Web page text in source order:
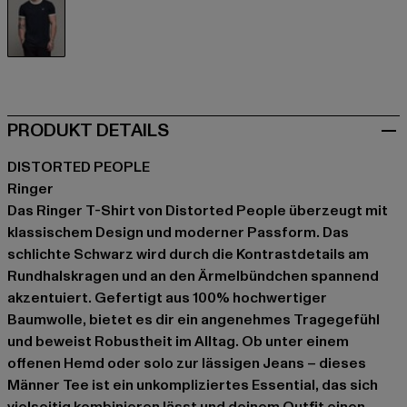
PRODUKT DETAILS
DISTORTED PEOPLE
Ringer
Das Ringer T-Shirt von Distorted People überzeugt mit
klassischem Design und moderner Passform. Das
schlichte Schwarz wird durch die Kontrastdetails am
Rundhalskragen und an den Ärmelbündchen spannend
akzentuiert. Gefertigt aus 100% hochwertiger
Baumwolle, bietet es dir ein angenehmes Tragegefühl
und beweist Robustheit im Alltag. Ob unter einem
offenen Hemd oder solo zur lässigen Jeans – dieses
Männer Tee ist ein unkompliziertes Essential, das sich